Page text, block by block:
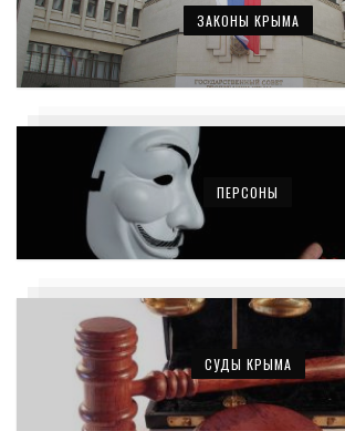
ЗАКОНЫ КРЫМА
ПЕРСОНЫ
СУДЫ КРЫМА